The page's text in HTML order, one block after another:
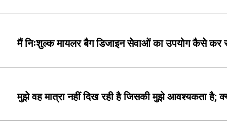
मैं निःशुल्क मायलर बैग डिजाइन सेवाओं का उपयोग कैसे कर
मुझे वह मात्रा नहीं दिख रही है जिसकी मुझे आवश्यकता है;